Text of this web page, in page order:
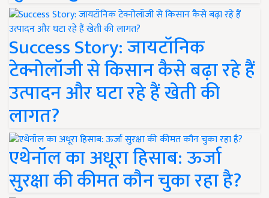
Success Story: जायटॉनिक
टेक्नोलॉजी से किसान कैसे बढ़ा रहे हैं
उत्पादन और घटा रहे हैं खेती की
लागत?
एथेनॉल का अधूरा हिसाब: ऊर्जा
सुरक्षा की कीमत कौन चुका रहा है?